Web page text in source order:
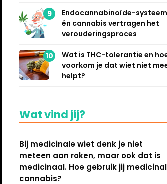
9
Endocannabinoïde-systeem
én cannabis vertragen het
verouderingsproces
10
Wat is THC-tolerantie en
voorkom je dat wiet niet
helpt?
Wat vind jij?
Bij medicinale wiet denk je niet
meteen aan roken, maar ook dat is
medicinaal. Hoe gebruik jij
cannabis?